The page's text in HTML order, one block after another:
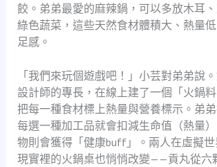
餃。弟弟最愛的麻辣鍋，可以多放木耳
綠色蔬菜，這些天然食材體積大、熱量
足感。
「我們來玩個遊戲吧！」小芸對弟弟說
設計師的專長，在線上建了一個「火鍋料
把每一種食材標上熱量與營養標示。弟弟
每選一種加工品就會扣減生命值（熱量
物則會獲得「健康buff」。兩人在虛擬世
現實裡的火鍋桌也悄悄改變——貢丸從六